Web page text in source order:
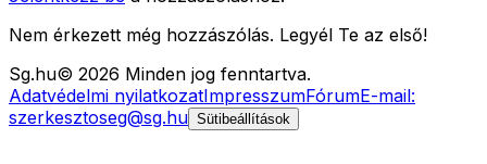
Nem érkezett még hozzászólás. Legyél Te az első!
Sg.hu© 2026 Minden jog fenntartva.
Adatvédelmi nyilatkozatImpresszumFórumE-mail:
szerkesztoseg@sg.hu Sütibeállítások